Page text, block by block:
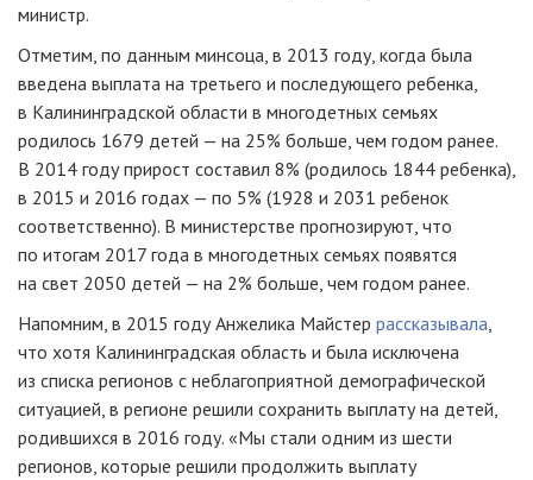
министр.
Отметим, по данным минсоца, в 2013 году, когда была
введена выплата на третьего и последующего ребенка,
в Калининградской области в многодетных семьях
родилось 1679 детей — на 25% больше, чем годом ранее.
В 2014 году прирост составил 8% (родилось 1844 ребенка),
в 2015 и 2016 годах — по 5% (1928 и 2031 ребенок
соответственно). В министерстве прогнозируют, что
по итогам 2017 года в многодетных семьях появятся
на свет 2050 детей — на 2% больше, чем годом ранее.
Напомним, в 2015 году Анжелика Майстер рассказывала,
что хотя Калининградская область и была исключена
из списка регионов с неблагоприятной демографической
ситуацией, в регионе решили сохранить выплату на детей,
родившихся в 2016 году. «Мы стали одним из шести
регионов, которые решили продолжить выплату